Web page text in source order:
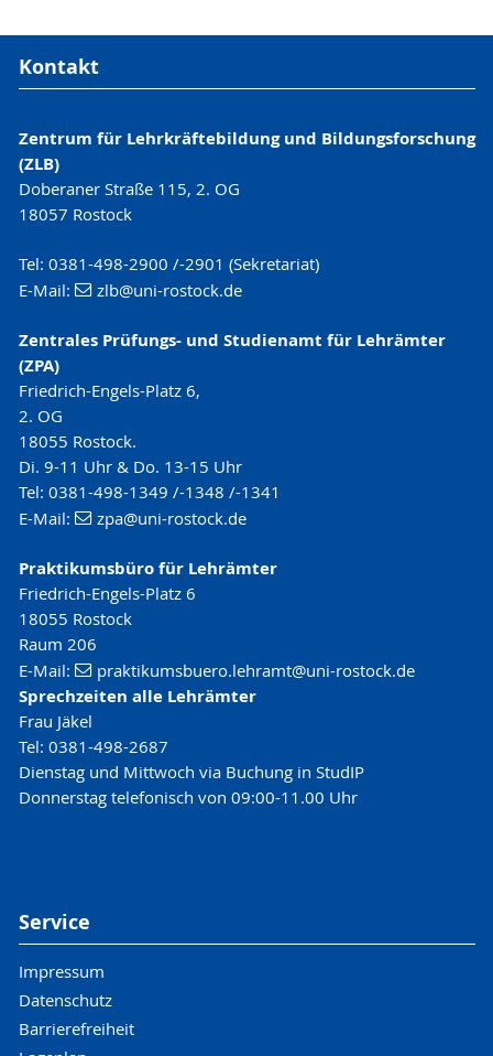
Kontakt
Zentrum für Lehrkräftebildung und Bildungsforschung
(ZLB)
Doberaner Straße 115, 2. OG
18057 Rostock
Tel: 0381-498-2900 /-2901 (Sekretariat)
E-Mail:
zlb@uni-rostock.de
Zentrales Prüfungs- und Studienamt für Lehrämter
(ZPA)
Friedrich-Engels-Platz 6,
2. OG
18055 Rostock.
Di. 9-11 Uhr & Do. 13-15 Uhr
Tel: 0381-498-1349 /-1348 /-1341
E-Mail:
zpa@uni-rostock.de
Praktikumsbüro für Lehrämter
Friedrich-Engels-Platz 6
18055 Rostock
Raum 206
E-Mail:
praktikumsbuero.lehramt@uni-rostock.de
Sprechzeiten alle Lehrämter
Frau Jäkel
Tel: 0381-498-2687
Dienstag und Mittwoch via Buchung in StudIP
Donnerstag telefonisch von 09:00-11.00 Uhr
Service
Impressum
Datenschutz
Barrierefreiheit